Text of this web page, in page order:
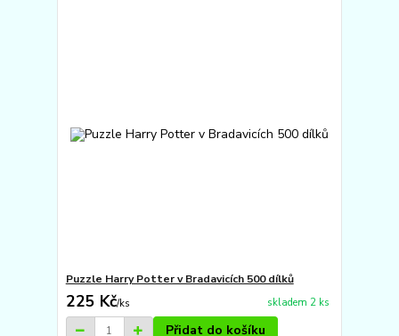
Puzzle Harry Potter v Bradavicích 500 dílků
225 Kč/ks skladem 2 ks
Přidat do košíku